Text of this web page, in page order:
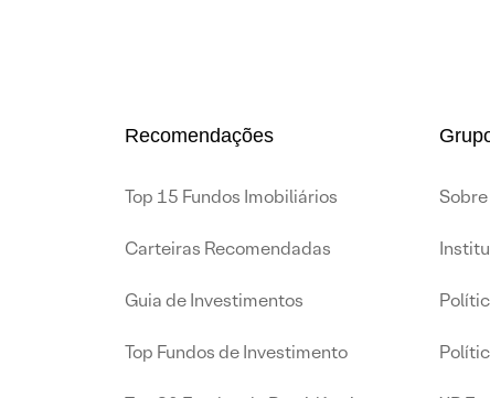
Recomendações
Top 15 Fundos Imobiliários
Carteiras Recomendadas
Guia de Investimentos
Top Fundos de Investimento
Sobre